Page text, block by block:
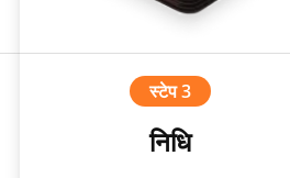
स्टेप 3
निधि